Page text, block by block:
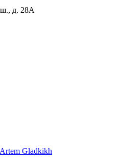
д. 28A
Artem Gladkikh